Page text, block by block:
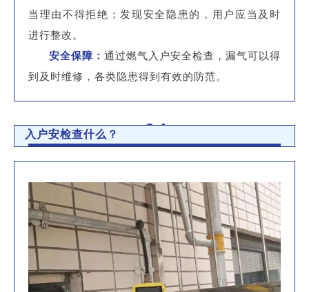
当理由不得拒绝；发现安全隐患的，用户应当及时
进行整改。
安全保障： 通过燃气入户安全检查，漏气可以得
到及时维修，各类隐患得到有效的防范。
04
入户安检查什么？